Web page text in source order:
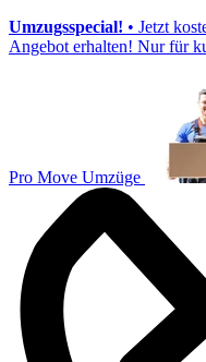
Umzugsspecial! • Jetzt
Angebot erhalten! Nur für
Pro Move Umzüge